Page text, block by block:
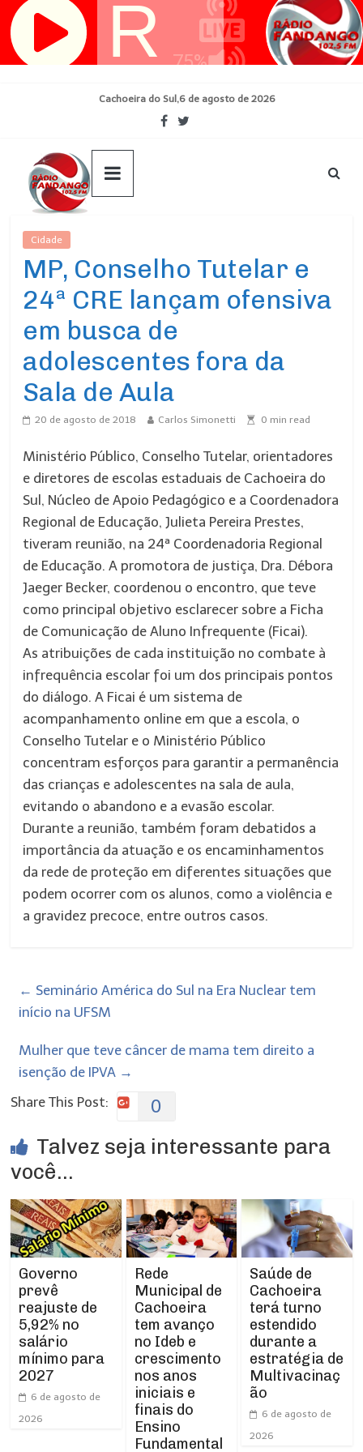
Pular
para
Cachoeira do Sul,6 de agosto de 2026
Cidade
MP, Conselho Tutelar e
24ª CRE lançam ofensiva
em busca de
adolescentes fora da
Sala de Aula
20 de agosto de 2018 Carlos Simonetti 0 min read
Ministério Público, Conselho Tutelar, orientadores
e diretores de escolas estaduais de Cachoeira do
Sul, Núcleo de Apoio Pedagógico e a Coordenadora
Regional de Educação, Julieta Pereira Prestes,
tiveram reunião, na 24ª Coordenadoria Regional
de Educação. A promotora de justiça, Dra. Débora
Jaeger Becker, coordenou o encontro, que teve
como principal objetivo esclarecer sobre a Ficha
de Comunicação de Aluno Infrequente (Ficai).
As atribuições de cada instituição no combate à
infrequência escolar foi um dos principais pontos
do diálogo. A Ficai é um sistema de
acompanhamento online em que a escola, o
Conselho Tutelar e o Ministério Público
concentram esforços para garantir a permanência
das crianças e adolescentes na sala de aula,
evitando o abandono e a evasão escolar.
Durante a reunião, também foram debatidos a
importância da atuação e os encaminhamentos
da rede de proteção em diferentes situações que
podem ocorrer com os alunos, como a violência e
a gravidez precoce, entre outros casos.
← Seminário América do Sul na Era Nuclear tem
início na UFSM
Mulher que teve câncer de mama tem direito a
isenção de IPVA →
Share This Post:
0
Talvez seja interessante para
você...
Governo
prevê
reajuste de
5,92% no
salário
mínimo para
2027
6 de agosto de
2026
Rede
Municipal de
Cachoeira
tem avanço
no Ideb e
crescimento
nos anos
iniciais e
finais do
Ensino
Fundamental
Saúde de
Cachoeira
terá turno
estendido
durante a
estratégia de
Multivacinaç
ão
6 de agosto de
2026